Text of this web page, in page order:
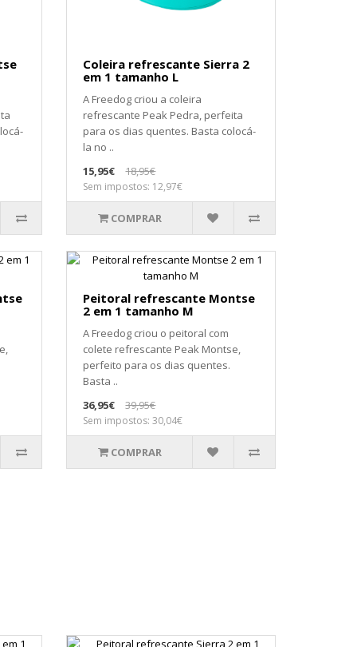
Coleira refrescante Sierra 2
em 1 tamanho L
A Freedog criou a coleira
refrescante Peak Pedra, perfeita
para os dias quentes. Basta colocá-
la no ..
15,95€
18,95€
Sem impostos: 12,97€
COMPRAR
Peitoral refrescante Montse
2 em 1 tamanho M
A Freedog criou o peitoral com
colete refrescante Peak Montse,
perfeito para os dias quentes.
Basta ..
36,95€
39,95€
Sem impostos: 30,04€
COMPRAR